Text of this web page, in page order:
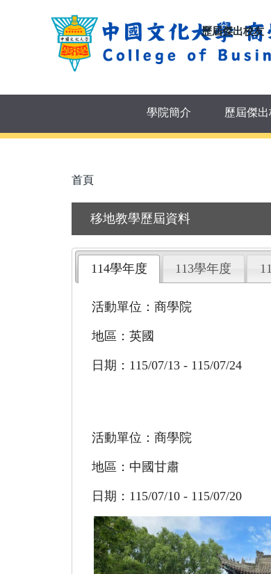
容
歷屆傑出校友
學院簡介 歷屆傑
首頁
移地教學歷屆資料
114學年度 113學年度
活動單位：商學院
地區：英國
日期：115/07/13 - 115/07/24
活動單位：商學院
地區：中國甘肅
日期：115/07/10 - 115/07/20